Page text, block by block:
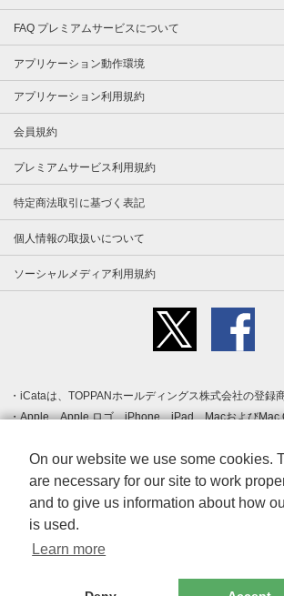
FAQ プレミアムサービスについて
アプリケーション動作環境
アプリケーション利用規約
会員規約
プレミアムサービス利用規約
特定商法取引に基づく表記
個人情報の取扱いについて
ソーシャルメディア利用規約
iCataは、TOPPANホールディングス株式会社の登録
Apple、Apple ロゴ、iPhone、iPad、MacおよびMac
登録された Apple Inc. の商標です。App Store は
クです。
Android、Google Play および Google Play ロゴ は
す。
Windows は Microsoft Inc.の米国およびその他の国
標です。
Adobe、Adobe Reader、Adobe PDF は、Adobe
その他、記載されている会社名、商品名、ロゴは各
On our website we use some cookies.
are necessary for our site to work
and to give us information about how
is used.
Learn more